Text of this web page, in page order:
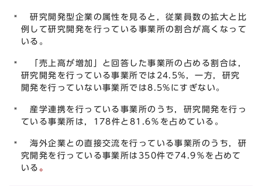
研究開発型企業の属性を見ると，従業員数の拡大と比
例して研究開発を行っている事業所の割合が高くなって
いる。
「売上高が増加」と回答した事業所の占める割合は，
研究開発を行っている事業所では24.5%，一方，研究
開発を行っていない事業所では8.5%にすぎない。
産学連携を行っている事業所のうち，研究開発を行っ
ている事業所は，178件と81.6％を占めている。
海外企業との直接交流を行っている事業所のうち，研
究開発を行っている事業所は350件で74.9％を占めて
いる 。